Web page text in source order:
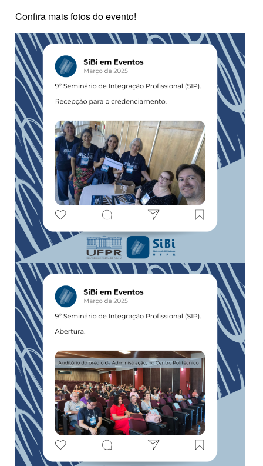
Confira mais fotos do evento!